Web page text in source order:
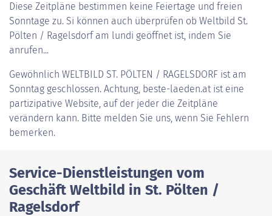
Diese Zeitpläne bestimmen keine Feiertage und freien
Sonntage zu. Si können auch überprüfen ob Weltbild St.
Pölten / Ragelsdorf am lundi geöffnet ist, indem Sie
anrufen...
Gewöhnlich WELTBILD ST. PÖLTEN / RAGELSDORF ist am
Sonntag geschlossen. Achtung, beste-laeden.at ist eine
partizipative Website, auf der jeder die Zeitpläne
verändern kann. Bitte melden Sie uns, wenn Sie Fehlern
bemerken.
Service-Dienstleistungen vom
Geschäft Weltbild in St. Pölten /
Ragelsdorf